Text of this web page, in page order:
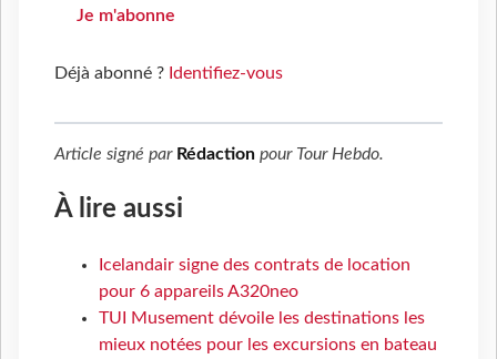
Je m'abonne
Déjà abonné ? Identifiez-vous
Article signé par Rédaction pour Tour Hebdo.
À lire aussi
Icelandair signe des contrats de location
pour 6 appareils A320neo
TUI Musement dévoile les destinations les
mieux notées pour les excursions en bateau